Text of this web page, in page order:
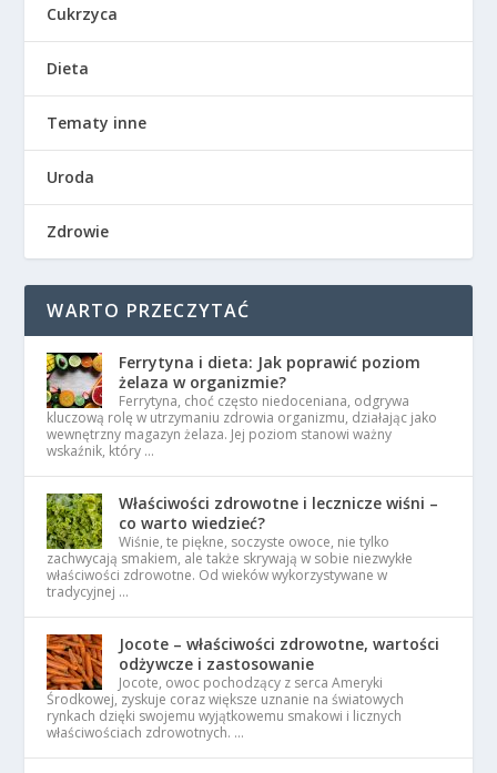
Cukrzyca
Dieta
Tematy inne
Uroda
Zdrowie
WARTO PRZECZYTAĆ
Ferrytyna i dieta: Jak poprawić poziom
żelaza w organizmie?
Ferrytyna, choć często niedoceniana, odgrywa
kluczową rolę w utrzymaniu zdrowia organizmu, działając jako
wewnętrzny magazyn żelaza. Jej poziom stanowi ważny
wskaźnik, który …
Właściwości zdrowotne i lecznicze wiśni –
co warto wiedzieć?
Wiśnie, te piękne, soczyste owoce, nie tylko
zachwycają smakiem, ale także skrywają w sobie niezwykłe
właściwości zdrowotne. Od wieków wykorzystywane w
tradycyjnej …
Jocote – właściwości zdrowotne, wartości
odżywcze i zastosowanie
Jocote, owoc pochodzący z serca Ameryki
Środkowej, zyskuje coraz większe uznanie na światowych
rynkach dzięki swojemu wyjątkowemu smakowi i licznych
właściwościach zdrowotnych. …